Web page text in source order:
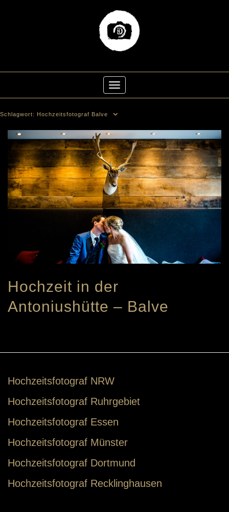
content
Toggle Navigation
Schlagwort: Hochzeitsfotograf Balve
Hochzeit in der
Antoniushütte – Balve
Hochzeitsfotograf NRW
Hochzeitsfotograf Ruhrgebiet
Hochzeitsfotograf Essen
Hochzeitsfotograf Münster
Hochzeitsfotograf Dortmund
Hochzeitsfotograf Recklinghausen